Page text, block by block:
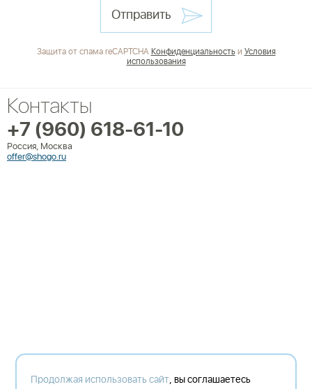
Отправить
Защита от спама reCAPTCHAКонфиденциальностьиУсловия
использования
Контакты
+7 (960) 618-61-10
Россия, Москва
offer@shogo.ru
Продолжая использовать сайт, вы соглашаетесь